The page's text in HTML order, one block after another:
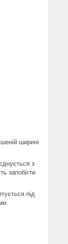
ширині
з
запобігти
під